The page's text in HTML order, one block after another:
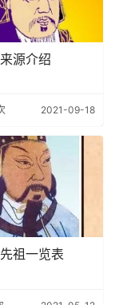
源介绍
2021-09-18
祖一览表